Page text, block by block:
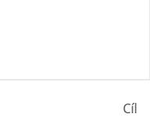
Cíl